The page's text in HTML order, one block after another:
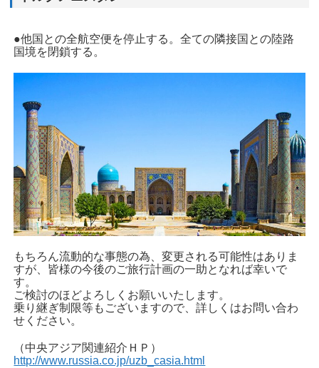
●他国との全航空便を停止する。全ての隣接国との陸路
国境を閉鎖する。
もちろん流動的な事態の為、変更される可能性はありま
すが、皆様の今後のご旅行計画の一助となれば幸いで
す。
ご検討のほどよろしくお願いいたします。
乗り継ぎ制限等もございますので、詳しくはお問い合わ
せください。
（中央アジア関連紹介ＨＰ）
http://www.russia.co.jp/uzb_casia.html